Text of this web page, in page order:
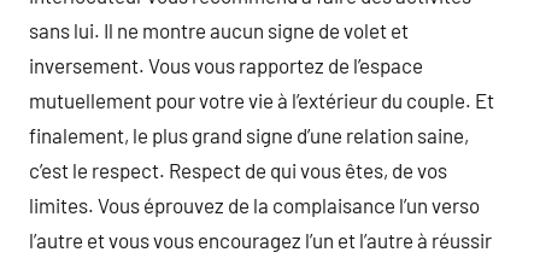
sans lui. Il ne montre aucun signe de volet et
inversement. Vous vous rapportez de l’espace
mutuellement pour votre vie à l’extérieur du couple. Et
finalement, le plus grand signe d’une relation saine,
c’est le respect. Respect de qui vous êtes, de vos
limites. Vous éprouvez de la complaisance l’un verso
l’autre et vous vous encouragez l’un et l’autre à réussir